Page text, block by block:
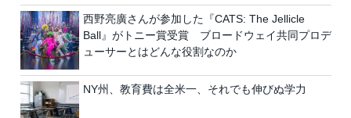
西野亮廣さんが参加した『CATS: The Jellicle
Ball』がトニー賞受賞 ブロードウェイ共同プロデ
ューサーとはどんな役割なのか
NY州、教育費は全米一、それでも伸びぬ学力